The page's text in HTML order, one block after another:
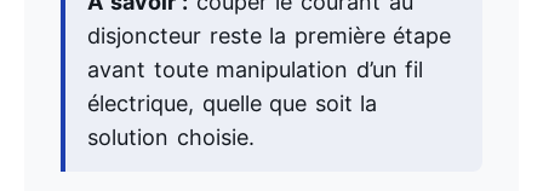
disjoncteur reste la première étape
avant toute manipulation d’un fil
électrique, quelle que soit la
solution choisie.